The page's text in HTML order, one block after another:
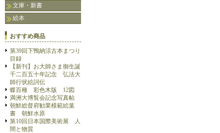
文庫・新書
絵本
おすすめ商品
第39回下鴨納涼古本まつり
目録
【新刊】お大師さま御生誕
千二百五十年記念 弘法大
師行状絵詞伝
蝶百種 彩色木版 12図
満洲大博覧会記念写真帖
朝鮮総督府勧業模範絵葉
書 朝鮮水原
第10回日本国際美術展 人
間と物質